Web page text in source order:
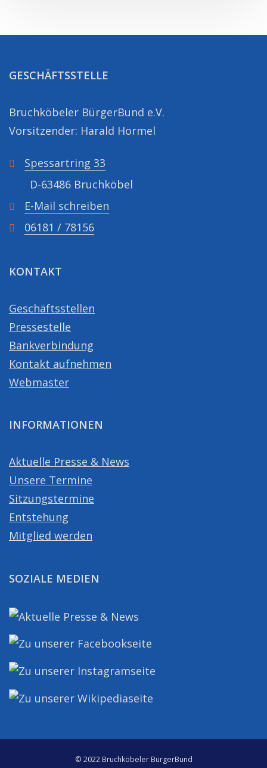
GESCHÄFTSSTELLE
Bruchköbeler BürgerBund e.V.
Vorsitzender: Harald Hormel
Spessartring 33
D-63486 Bruchköbel
E-Mail schreiben
06181 / 78156
KONTAKT
Geschäftsstellen
Pressestelle
Bankverbindung
Kontakt aufnehmen
Webmaster
INFORMATIONEN
Aktuelle Presse & News
Unsere Termine
Sitzungstermine
Entstehung
Mitglied werden
SOZIALE MEDIEN
© 2022 Bruchköbeler BürgerBund